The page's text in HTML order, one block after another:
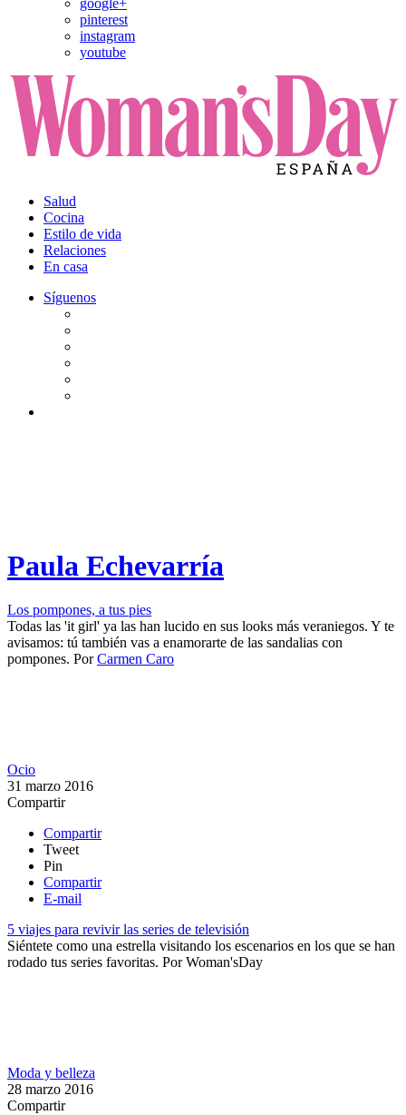
google+
pinterest
instagram
youtube
Salud
Cocina
Estilo de vida
Relaciones
En casa
Síguenos
Paula Echevarría
Los pompones, a tus pies
Todas las 'it girl' ya las han lucido en sus looks más veraniegos. Y te
avisamos: tú también vas a enamorarte de las sandalias con
pompones. PorCarmen Caro
Ocio
31 marzo 2016
Compartir
Compartir
Tweet
Pin
Compartir
E-mail
5 viajes para revivir las series de televisión
Siéntete como una estrella visitando los escenarios en los que se han
rodado tus series favoritas. PorWoman'sDay
Moda y belleza
28 marzo 2016
Compartir